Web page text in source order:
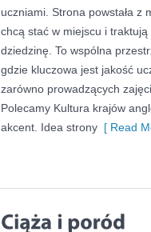
uczniami. Strona powstała z
chcą stać w miejscu i
dziedzinę. To wspólna
gdzie kluczowa jest jakość
zarówno prowadzących
Polecamy Kultura krajów
akcent. Idea strony [ Read